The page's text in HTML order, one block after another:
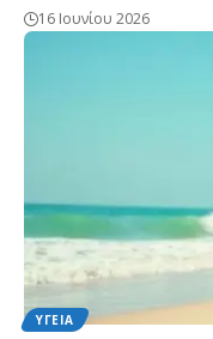
16 Ιουνίου 2026
ΥΓΕΊΑ